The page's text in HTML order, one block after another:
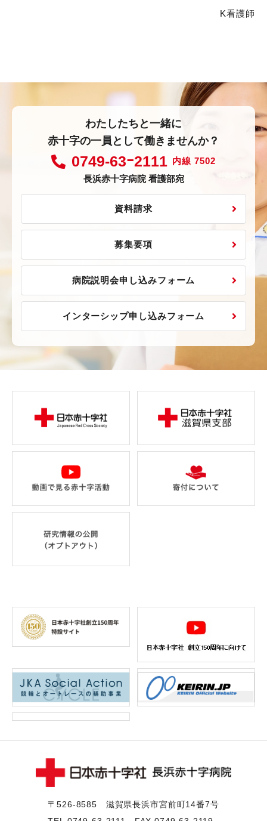
K看護師
わたしたちと一緒に
赤十字の一員として働きませんか？
0749-63ｰ2111 内線 7502
長浜赤十字病院 看護部宛
資料請求
募集要項
病院説明会申し込みフォーム
インターシップ申し込みフォーム
〒526-8585 滋賀県⻑浜市宮前町14番7号